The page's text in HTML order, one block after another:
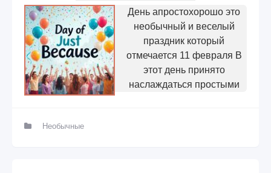
День апростохорошо это
необычный и веселый
праздник который
отмечается 11 февраля В
этот день принято
наслаждаться простыми
Необычные